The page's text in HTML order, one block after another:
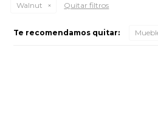
Walnut
Quitar filtros
Te recomendamos quitar: